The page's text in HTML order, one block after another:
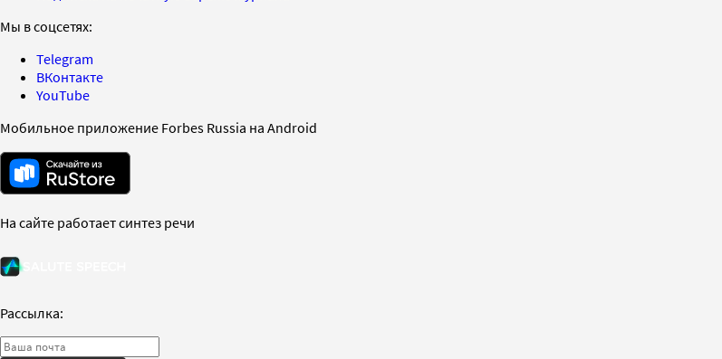
Мы в соцсетях:
Telegram
ВКонтакте
YouTube
Мобильное приложение Forbes Russia на Android
На сайте работает синтез речи
Рассылка: